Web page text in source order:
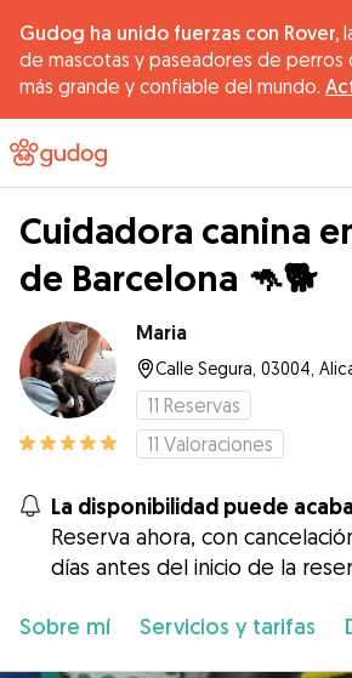
Gudog ha unido fuerzas con Rover,
de mascotas y paseadores de perros
más grande y confiable del mundo.
Cuidadora canina
de Barcelona 🦘🐕
Maria
Calle Segura, 03004,
11 Reservas
11 Valoraciones
La disponibilidad puede
Reserva ahora, con
días antes del inicio de la
Sobre mí Servicios y tarifas